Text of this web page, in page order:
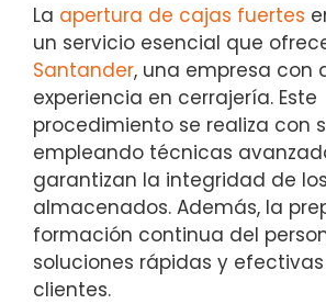
La apertura de cajas fuertes
un servicio esencial que
Santander, una empresa con
experiencia en cerrajería. Este
procedimiento se realiza con
empleando técnicas
garantizan la integridad de
almacenados. Además, la
formación continua del
soluciones rápidas y
clientes.